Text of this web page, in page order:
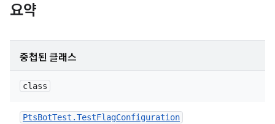
요약
중첩된 클래스
class
PtsBotTest .TestFlagConfiguration